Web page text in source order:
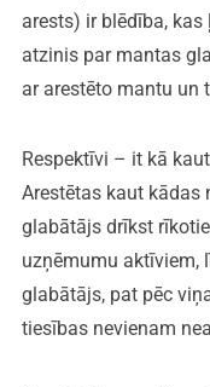
arests) ir blēdība,
atzinis par mantas
ar arestēto mantu un
Respektīvi – it kā
Arestētas kaut kādas
glabātājs drīkst
uzņēmumu aktīviem,
glabātājs, pat pēc
tiesības nevienam